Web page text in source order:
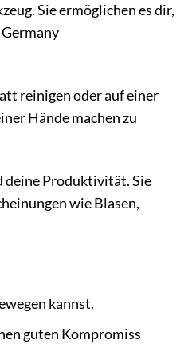
Sie ermöglichen es dir,
reinigen oder auf einer
Hände machen zu
deine Produktivität. Sie
wie Blasen,
kannst.
guten Kompromiss